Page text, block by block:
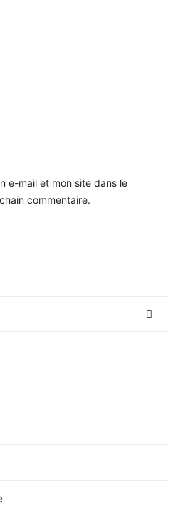
e-mail et mon site dans le
commentaire.